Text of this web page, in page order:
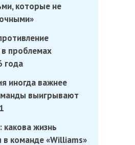
которые не
проблемах
года
иногда важнее
выигрывают
жизнь
в команде «Williams»